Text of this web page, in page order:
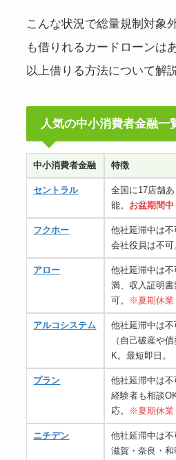
こんな状況で総量規制対象
も借りれるカードローンは
以上借りる方法について解
人気の中小消費者金融一
中小消費者金融 特徴
セントラル
全国に17店舗
能。 お盆期間中
フクホー
他社延滞中は不
会社役員は不可
アロー
他社延滞中は
満、収入証明
可。
※夏期休業
アルコシステム
他社延滞中は
（自己破産や
K。最短即日。
プラン
他社延滞中は
経験者も相談
応。
※夏期休業
ニチデン
他社延滞中は不
滋賀・奈良・和